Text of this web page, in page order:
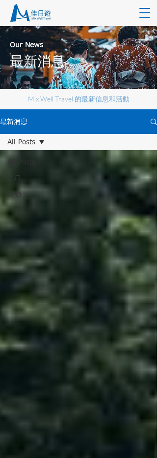
Our News
最新消息
Mix Well Travel 的最新信息和活動
最新消息
All Posts
九月
活動一
All Posts